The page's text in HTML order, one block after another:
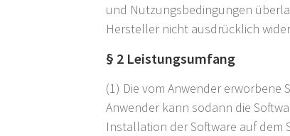
und Nutzungsbedingungen
Hersteller nicht ausdrücklich
§ 2 Leistungsumfang
(1) Die vom Anwender
Anwender kann sodann die
Installation der Software auf